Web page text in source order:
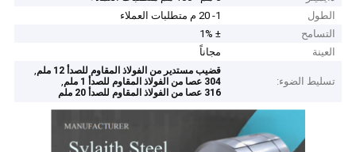
الطول
1- 20 م متطلبات العملاء
التسامح
± 1%
العينة
مجاناً
تسليط الضوء:
قضيب مستدير من الفولاذ المقاوم للصدأ 12 ملم ,
304 عصا من الفولاذ المقاوم للصدأ 1 ملم ,
316 عصا من الفولاذ المقاوم للصدأ 20 ملم